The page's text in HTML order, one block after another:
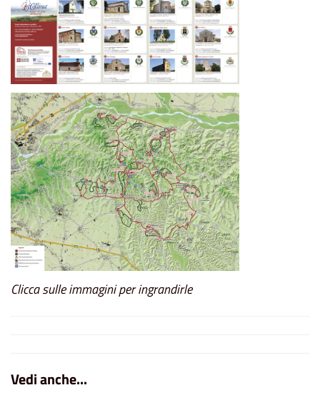
Clicca sulle immagini per ingrandirle
Vedi anche...